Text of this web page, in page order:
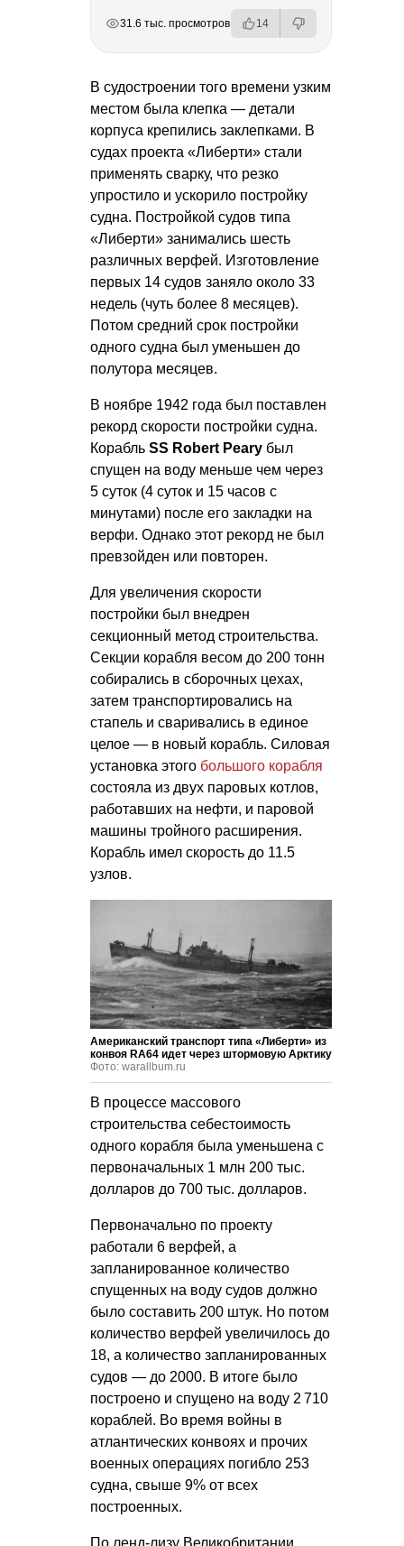
31.6 тыс. просмотров 14
В судостроении того времени узким
местом была клепка — детали
корпуса крепились заклепками. В
судах проекта «Либерти» стали
применять сварку, что резко
упростило и ускорило постройку
судна. Постройкой судов типа
«Либерти» занимались шесть
различных верфей. Изготовление
первых 14 судов заняло около 33
недель (чуть более 8 месяцев).
Потом средний срок постройки
одного судна был уменьшен до
полутора месяцев.
В ноябре 1942 года был поставлен
рекорд скорости постройки судна.
Корабль SS Robert Peary был
спущен на воду меньше чем через
5 суток (4 суток и 15 часов с
минутами) после его закладки на
верфи. Однако этот рекорд не был
превзойден или повторен.
Для увеличения скорости
постройки был внедрен
секционный метод строительства.
Секции корабля весом до 200 тонн
собирались в сборочных цехах,
затем транспортировались на
стапель и сваривались в единое
целое — в новый корабль. Силовая
установка этого большого корабля
состояла из двух паровых котлов,
работавших на нефти, и паровой
машины тройного расширения.
Корабль имел скорость до 11.5
узлов.
Американский транспорт типа «Либерти» из
конвоя RA64 идет через штормовую Арктику
Фото: warallbum.ru
В процессе массового
строительства себестоимость
одного корабля была уменьшена с
первоначальных 1 млн 200 тыс.
долларов до 700 тыс. долларов.
Первоначально по проекту
работали 6 верфей, а
запланированное количество
спущенных на воду судов должно
было составить 200 штук. Но потом
количество верфей увеличилось до
18, а количество запланированных
судов — до 2000. В итоге было
построено и спущено на воду 2 710
кораблей. Во время войны в
атлантических конвоях и прочих
военных операциях погибло 253
судна, свыше 9% от всех
построенных.